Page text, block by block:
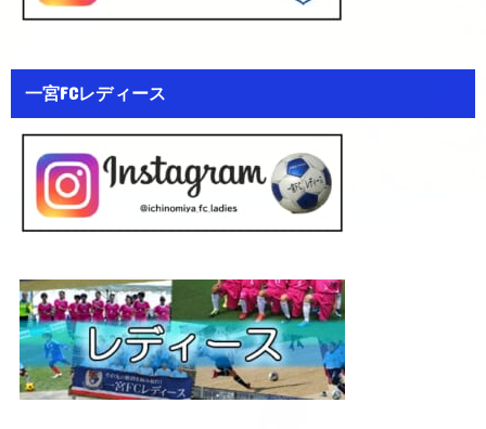
一宮FCレディース